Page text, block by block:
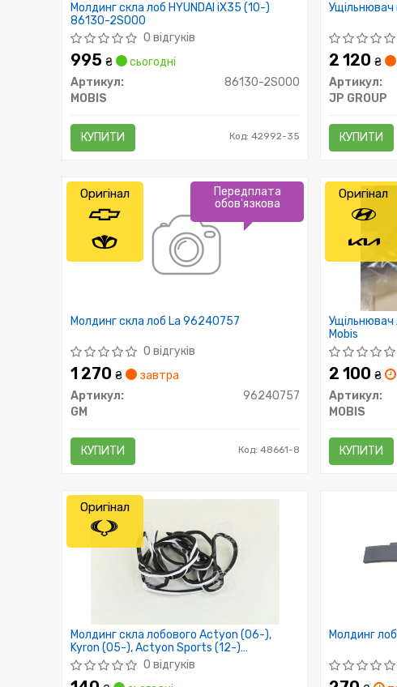
Молдинг скла лоб HYUNDAI iX35 (10-)
86130-2S000
0 відгуків
995 ₴
сьогодні
Артикул:
86130-2S000
MOBIS
КУПИТИ Код: 42992-35
Ущільнювач
2 120₴
Артикул:
JP GROUP
КУПИТИ
Молдинг скла лоб La 96240757
0 відгуків
1 270 ₴
завтра
Артикул:
96240757
GM
КУПИТИ Код: 48661-8
Передплата
обов'язкова
Оригінал
Ущільнювач
Mobis
2 100₴
Артикул:
MOBIS
КУПИТИ
Оригінал
Молдинг скла лобового Actyon (06-),
Kyron (05-), Actyon Sports (12-)
(7911209000) Ssang Yong
0 відгуків
Оригінал
Молдинг